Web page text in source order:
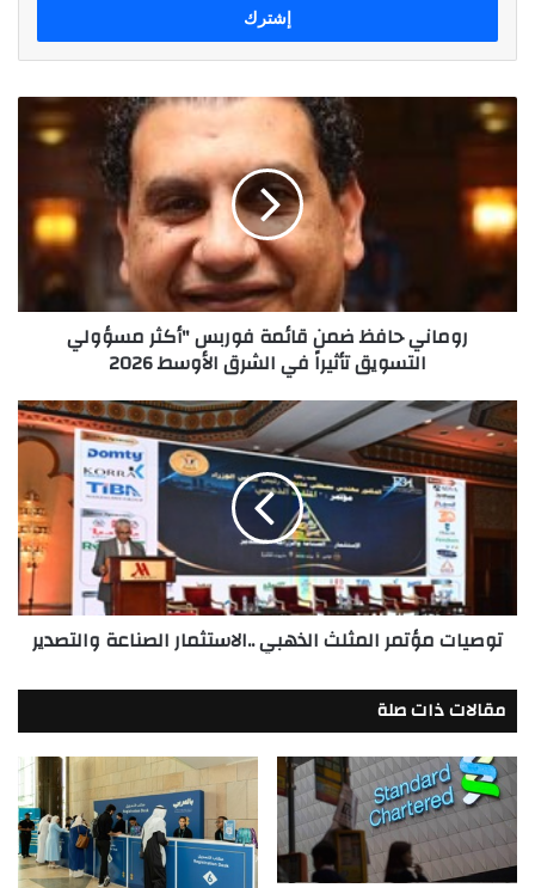
روماني
حافظ
قائمة
فوربس
"أكثر
مسؤولي
تأثيراً
2026
روماني حافظ ضمن قائمة فوربس "أكثر مسؤولي
التسويق تأثيراً في الشرق الأوسط 2026
توصيات
مؤتمر
المثلث
الذهبي
..الاستثمار
الصناعة
توصيات مؤتمر المثلث الذهبي ..الاستثمار الصناعة والتصدير
مقالات ذات صلة